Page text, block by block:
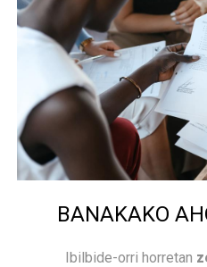
BANAKAKO
Ibilbide-orri horretan